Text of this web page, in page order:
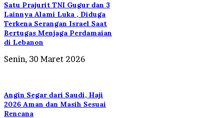
Satu Prajurit TNI Gugur dan 3
Lainnya Alami Luka , Diduga
Terkena Serangan Israel Saat
Bertugas Menjaga Perdamaian
di Lebanon
Senin, 30 Maret 2026
Angin Segar dari Saudi, Haji
2026 Aman dan Masih Sesuai
Rencana